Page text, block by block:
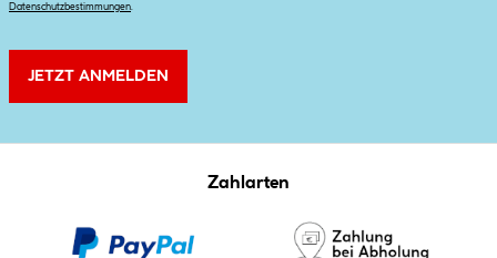
Datenschutzbestimmungen.
JETZT ANMELDEN
Zahlarten